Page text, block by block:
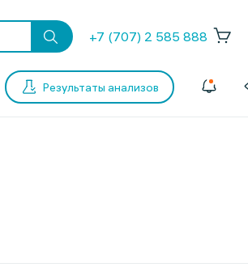
+7 (707) 2 585 888
Результаты анализов